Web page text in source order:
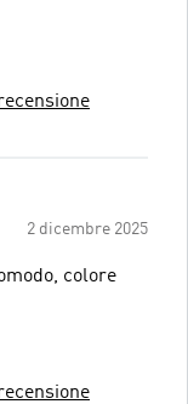
2 dicembre 2025
colore